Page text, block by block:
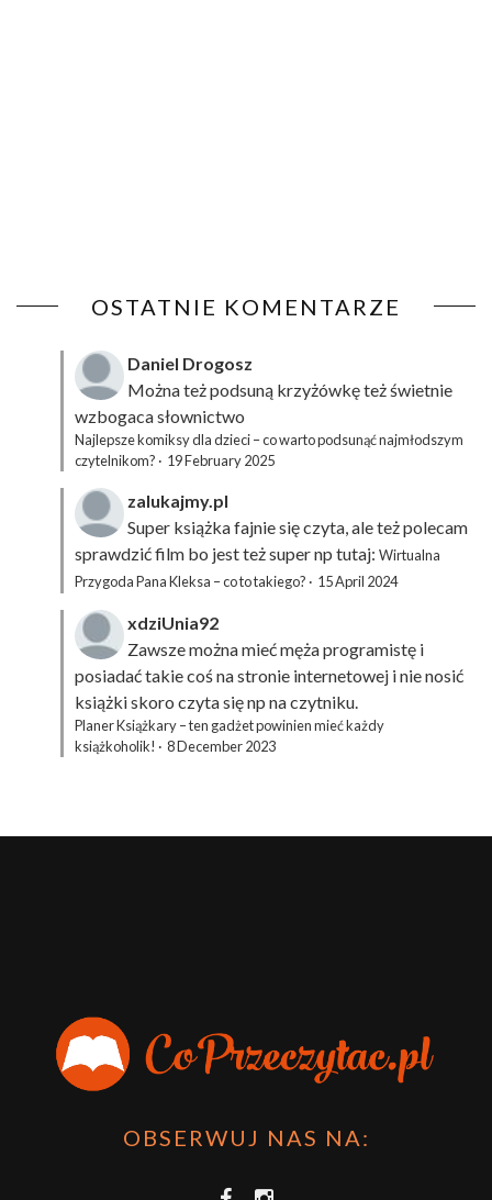
OSTATNIE KOMENTARZE
Daniel Drogosz
Można też podsuną krzyżówkęteż świetnie
wzbogaca słownictwo
Najlepsze komiksy dla dzieci – co warto podsunąć najmłodszym
czytelnikom? · 19 February 2025
zalukajmy.pl
Super książka fajnie się czyta, ale też polecam
sprawdzić film bo jest też super np tutaj: Wirtualna
Przygoda Pana Kleksa – co to takiego? · 15 April 2024
xdziUnia92
Zawsze można mieć męża programistę i
posiadać takie coś na stronie internetowej i nie nosić
książki skoro czyta się np na czytniku.
Planer Książkary – ten gadżet powinien mieć każdy
książkoholik! · 8 December 2023
OBSERWUJ NAS NA: